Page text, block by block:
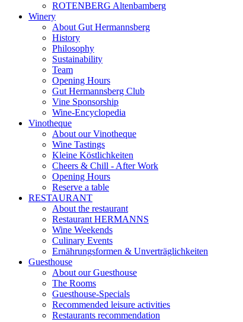
ROTENBERG Altenbamberg
Winery
About Gut Hermannsberg
History
Philosophy
Sustainability
Team
Opening Hours
Gut Hermannsberg Club
Vine Sponsorship
Wine-Encyclopedia
Vinotheque
About our Vinotheque
Wine Tastings
Kleine Köstlichkeiten
Cheers & Chill - After Work
Opening Hours
Reserve a table
RESTAURANT
About the restaurant
Restaurant HERMANNS
Wine Weekends
Culinary Events
Ernährungsformen & Unverträglichkeiten
Guesthouse
About our Guesthouse
The Rooms
Guesthouse-Specials
Recommended leisure activities
Restaurants recommendation